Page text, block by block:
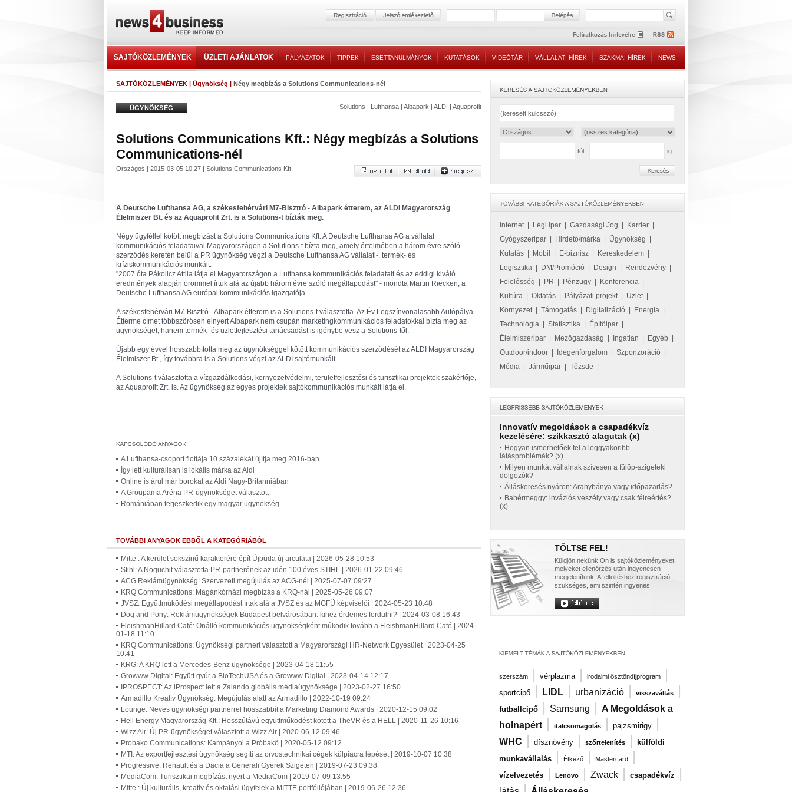
SAJTÓKÖZLEMÉNYEK ÜZLETI AJÁNLATOK PÁLYÁZATOK TIPPEK ESETTANULMÁNYOK KUTATÁSOK VIDEÓTÁR VÁLLALATI HÍREK SZAKMAI HÍREK NEWS
SAJTÓKÖZLEMÉNYEK | Ügynökség | Négy megbízás a Solutions Communications-nél
ÜGYNÖKSÉG Solutions | Lufthansa | Albapark | ALDI | Aquaprofit
Solutions Communications Kft.: Négy megbízás a Solutions
Communications-nél
Országos | 2015-03-05 10:27 | Solutions Communications Kft.
A Deutsche Lufthansa AG, a székesfehérvári M7-Bisztró - Albapark étterem, az ALDI Magyarország
Élelmiszer Bt. és az Aquaprofit Zrt. is a Solutions-t bízták meg.
Négy ügyféllel kötött megbízást a Solutions Communications Kft. A Deutsche Lufthansa AG a vállalat
kommunikációs feladataival Magyarországon a Solutions-t bízta meg, amely értelmében a három évre szóló
szerződés keretén belül a PR ügynökség végzi a Deutsche Lufthansa AG vállalati-, termék- és
kríziskommunikációs munkáit.
"2007 óta Pákolicz Attila látja el Magyarországon a Lufthansa kommunikációs feladatait és az eddigi kiváló
eredmények alapján örömmel írtuk alá az újabb három évre szóló megállapodást" - mondta Martin Riecken, a
Deutsche Lufthansa AG európai kommunikációs igazgatója.
A székesfehérvári M7-Bisztró - Albapark étterem is a Solutions-t választotta. Az Év Legszínvonalasabb Autópálya
Étterme címet többszörösen elnyert Albapark nem csupán marketingkommunikációs feladatokkal bízta meg az
ügynökséget, hanem termék- és üzletfejlesztési tanácsadást is igénybe vesz a Solutions-től.
Újabb egy évvel hosszabbította meg az ügynökséggel kötött kommunikációs szerződését az ALDI Magyarország
Élelmiszer Bt., így továbbra is a Solutions végzi az ALDI sajtómunkáit.
A Solutions-t választotta a vízgazdálkodási, környezetvédelmi, területfejlesztési és turisztikai projektek szakértője,
az Aquaprofit Zrt. is. Az ügynökség az egyes projektek sajtókommunikációs munkáit látja el.
A Lufthansa-csoport flottája 10 százalékát újítja meg 2016-ban
Így lett kulturálisan is lokális márka az Aldi
Online is árul már borokat az Aldi Nagy-Britanniában
A Groupama Aréna PR-ügynökséget választott
Romániában terjeszkedik egy magyar ügynökség
TOVÁBBI ANYAGOK EBBŐL A KATEGÓRIÁBÓL
Mitte : A kerület sokszínű karakterére épít Újbuda új arculata | 2026-05-28 10:53
Stihl: A Noguchit választotta PR-partnerének az idén 100 éves STIHL | 2026-01-22 09:46
ACG Reklámügynökség: Szervezeti megújulás az ACG-nél | 2025-07-07 09:27
KRQ Communications: Magánkórházi megbízás a KRQ-nál | 2025-05-26 09:07
JVSZ: Együttműködési megállapodást írtak alá a JVSZ és az MGFÜ képviselői | 2024-05-23 10:48
Dog and Pony: Reklámügynökségek Budapest belvárosában: kihez érdemes fordulni? | 2024-03-08 16:43
FleishmanHillard Café: Önálló kommunikációs ügynökségként működik tovább a FleishmanHillard Café | 2024-
01-18 11:10
KRQ Communications: Ügynökségi partnert választott a Magyarországi HR-Network Egyesület | 2023-04-25
10:41
KRG: A KRQ lett a Mercedes-Benz ügynöksége | 2023-04-18 11:55
Growww Digital: Együtt gyúr a BioTechUSA és a Growww Digital | 2023-04-14 12:17
IPROSPECT: Az iProspect lett a Zalando globális médiaügynöksége | 2023-02-27 16:50
Armadillo Kreatív Ügynökség: Megújulás alatt az Armadillo | 2022-10-19 09:24
Lounge: Neves ügynökségi partnerrel hosszabbít a Marketing Diamond Awards | 2020-12-15 09:02
Hell Energy Magyarország Kft.: Hosszútávú együttműködést kötött a TheVR és a HELL | 2020-11-26 10:16
Wizz Air: Új PR-ügynökséget választott a Wizz Air | 2020-06-12 09:46
Probako Communications: Kampányol a Próbakő | 2020-05-12 09:12
MTI: Az exportfejlesztési ügynökség segíti az orvostechnikai cégek külpiacra lépését | 2019-10-07 10:38
Progressive: Renault és a Dacia a Generali Gyerek Szigeten | 2019-07-23 09:38
MediaCom: Turisztikai megbízást nyert a MediaCom | 2019-07-09 13:55
Mitte : Új kulturális, kreatív és oktatási ügyfelek a MITTE portfóliójában | 2019-06-26 12:36
-tól -ig
Internet| Légi ipar Gazdasági Jog Karrier
Gyógyszeripar
Hirdető/márka Ügynökség
Kutatás
Mobil E-biznisz Kereskedelem
Logisztika
DM/Promóció Design Rendezvény
Felelősség
PR Pénzügy Konferencia
Kultúra
Oktatás Pályázati projekt| Üzlet|
Környezet| Támogatás Digitalizáció Energia
Technológia
Statisztika Építőipar
Élelmiszeripar
Mezőgazdaság Ingatlan Egyéb
Outdoor/indoor
Idegenforgalom Szponzoráció
Média
Járműipar Tőzsde
Innovatív megoldások a csapadékvíz
kezelésére: szikkasztó alagutak (x)
Hogyan ismerhetőek fel a leggyakoribb
látásproblémák? (x)
Milyen munkát vállalnak szívesen a fülöp-szigeteki
dolgozók?
Álláskeresés nyáron: Aranybánya vagy időpazarlás?
Babérmeggy: inváziós veszély vagy csak félreértés?
(x)
TÖLTSE FEL!
Küldjön nekünk Ön is sajtóközleményeket,
melyeket ellenőrzés után ingyenesen
megjelenítünk! A feltöltéshez regisztráció
szükséges, ami szintén ingyenes!
szerszám | vérplazma | irodalmi ösztöndíjprogram |
sportcipő | LIDL | urbanizáció | visszaváltás |
futballcipő | Samsung | A Megoldások a
holnapért | italcsomagolás | pajzsmirigy |
WHC | dísznövény | szőrtelenítés |
külföldi
munkavállalás | Étkező | Mastercard |
vízelvezetés | Lenovo | Zwack | csapadékvíz |